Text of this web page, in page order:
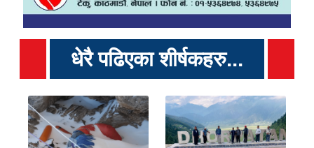
धेरै पढिएका शीर्षकहरु...